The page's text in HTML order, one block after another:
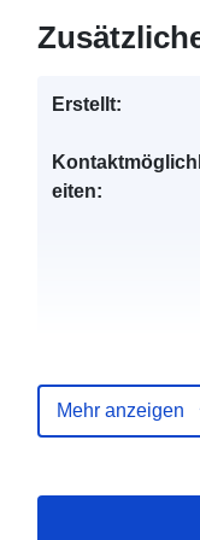
Erstellt:
eiten:
Mehr anzeigen